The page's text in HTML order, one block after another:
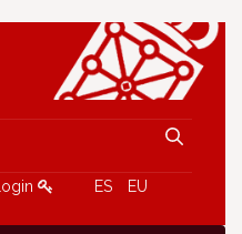
Login ES EU